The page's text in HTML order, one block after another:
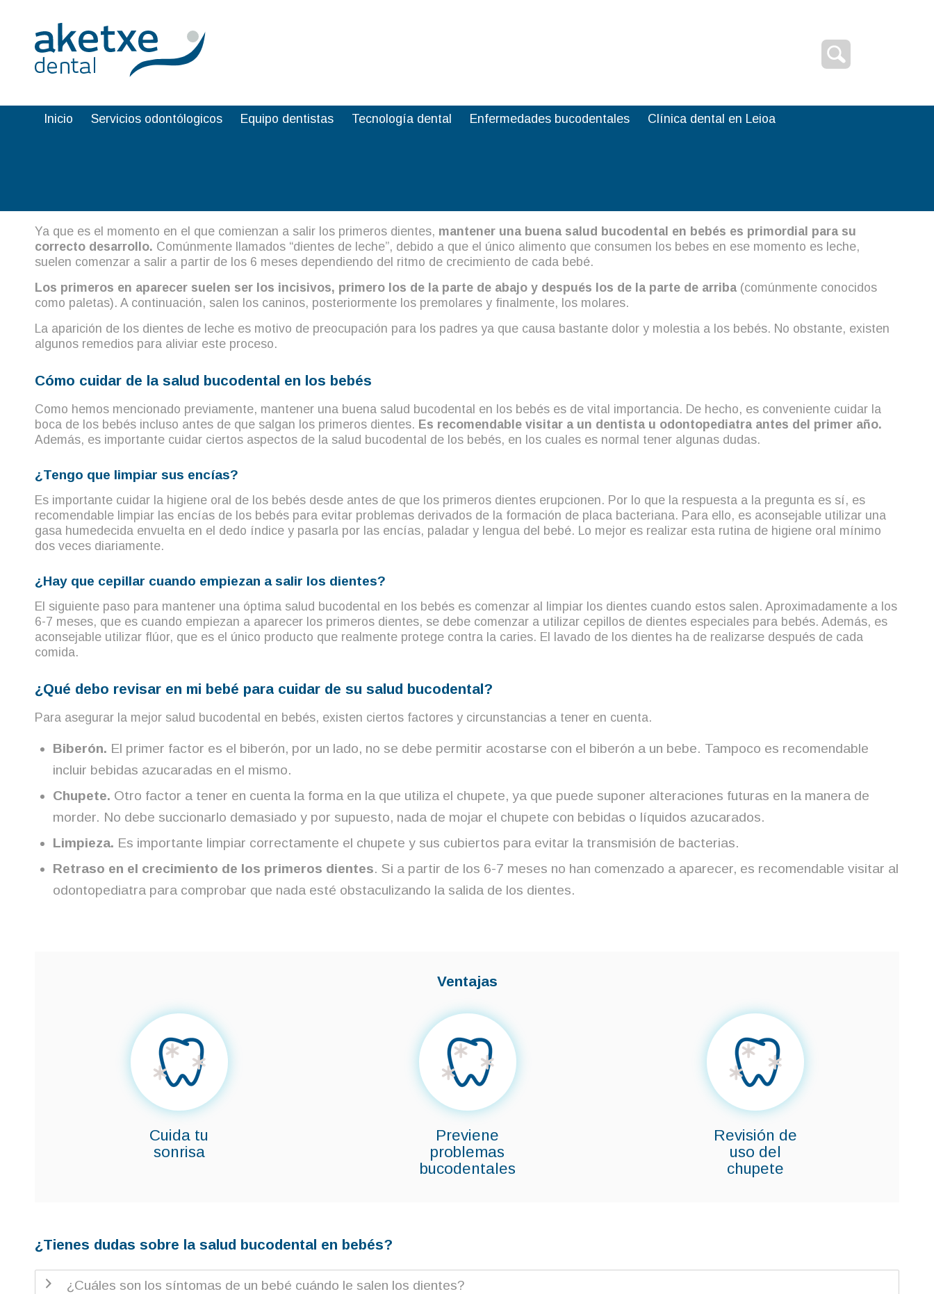
L
Inicio Servicios odontólogicos Equipo dentistas Tecnología dental Enfermedades bucodentales Clínica dental en Leioa
Ya que es el momento en el que comienzan a salir los primeros dientes, mantener una buena salud bucodental en bebés es primordial para su
correcto desarrollo. Comúnmente llamados “dientes de leche”, debido a que el único alimento que consumen los bebes en ese momento es leche,
suelen comenzar a salir a partir de los 6 meses dependiendo del ritmo de crecimiento de cada bebé.
Los primeros en aparecer suelen ser los incisivos, primero los de la parte de abajo y después los de la parte de arriba(comúnmente conocidos
como paletas). A continuación, salen los caninos, posteriormente los premolares y finalmente, los molares.
La aparición de los dientes de leche es motivo de preocupación para los padres ya que causa bastante dolor y molestia a los bebés. No obstante, existen
algunos remedios para aliviar este proceso.
Cómo cuidar de la salud bucodental en los bebés
Como hemos mencionado previamente, mantener una buena salud bucodental en los bebés es de vital importancia. De hecho, es conveniente cuidar la
boca de los bebés incluso antes de que salgan los primeros dientes. Es recomendable visitar a un dentista u odontopediatra antes del primer año.
Además, es importante cuidar ciertos aspectos de la salud bucodental de los bebés, en los cuales es normal tener algunas dudas.
¿Tengo que limpiar sus encías?
Es importante cuidar la higiene oral de los bebés desde antes de que los primeros dientes erupcionen. Por lo que la respuesta a la pregunta es sí, es
recomendable limpiar las encías de los bebés para evitar problemas derivados de la formación de placa bacteriana. Para ello, es aconsejable utilizar una
gasa humedecida envuelta en el dedo índice y pasarla por las encías, paladar y lengua del bebé. Lo mejor es realizar esta rutina de higiene oral mínimo
dos veces diariamente.
¿Hay que cepillar cuando empiezan a salir los dientes?
El siguiente paso para mantener una óptima salud bucodental en los bebés es comenzar al limpiar los dientes cuando estos salen. Aproximadamente a los
6-7 meses, que es cuando empiezan a aparecer los primeros dientes, se debe comenzar a utilizar cepillos de dientes especiales para bebés. Además, es
aconsejable utilizar flúor, que es el único producto que realmente protege contra la caries. El lavado de los dientes ha de realizarse después de cada
comida.
¿Qué debo revisar en mi bebé para cuidar de su salud bucodental?
Para asegurar la mejor salud bucodental en bebés, existen ciertos factores y circunstancias a tener en cuenta.
Biberón. El primer factor es el biberón, por un lado, no se debe permitir acostarse con el biberón a un bebe. Tampoco es recomendable
incluir bebidas azucaradas en el mismo.
Chupete. Otro factor a tener en cuenta la forma en la que utiliza el chupete, ya que puede suponer alteraciones futuras en la manera de
morder. No debe succionarlo demasiado y por supuesto, nada de mojar el chupete con bebidas o líquidos azucarados.
Limpieza. Es importante limpiar correctamente el chupete y sus cubiertos para evitar la transmisión de bacterias.
Retraso en el crecimiento de los primeros dientes. Si a partir de los 6-7 meses no han comenzado a aparecer, es recomendable visitar al
odontopediatra para comprobar que nada esté obstaculizando la salida de los dientes.
Ventajas
Cuida tu
sonrisa
Previene
problemas
bucodentales
Revisión de
uso del
chupete
¿Tienes dudas sobre la salud bucodental en bebés?
¿Cuáles son los síntomas de un bebé cuándo le salen los dientes?
Bebé